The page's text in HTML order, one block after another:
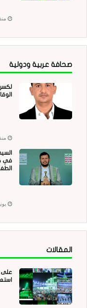
منذ 5 أيام
صحافة عربية ودولية
منذ 4 أسابيع
في
يونيو
المقالات
على